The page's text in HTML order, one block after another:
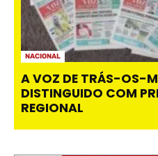
NACIONAL
A VOZ DE TRÁS-OS-
DISTINGUIDO COM
REGIONAL